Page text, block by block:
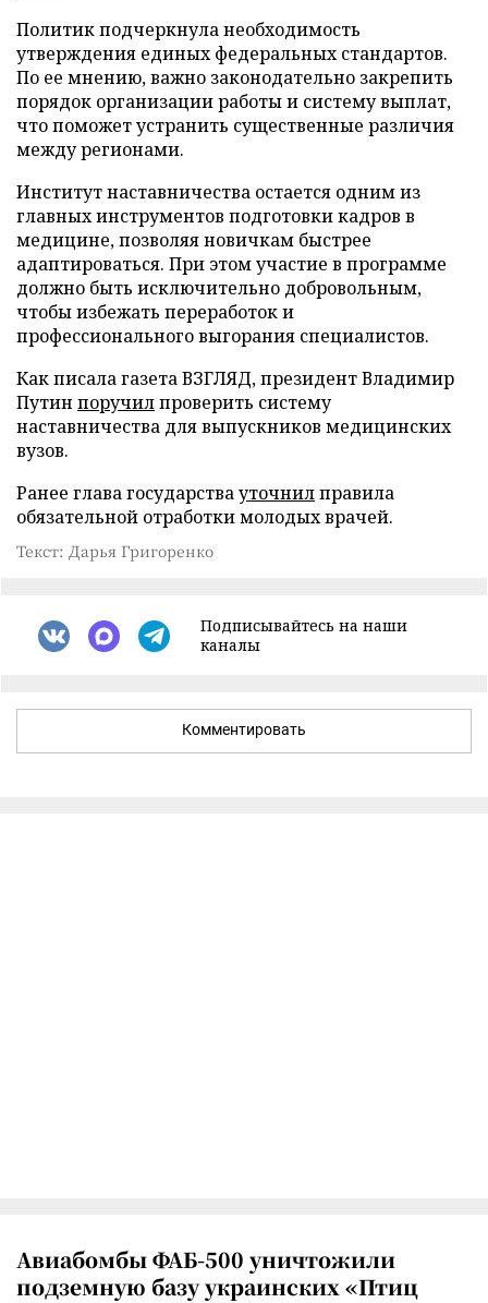
Политик подчеркнула необходимость
утверждения единых федеральных стандартов.
По ее мнению, важно законодательно закрепить
порядок организации работы и систему выплат,
что поможет устранить существенные различия
между регионами.
Институт наставничества остается одним из
главных инструментов подготовки кадров в
медицине, позволяя новичкам быстрее
адаптироваться. При этом участие в программе
должно быть исключительно добровольным,
чтобы избежать переработок и
профессионального выгорания специалистов.
Как писала газета ВЗГЛЯД, президент Владимир
Путин поручилпроверить систему
наставничества для выпускников медицинских
вузов.
Ранее глава государствауточнилправила
обязательной отработки молодых врачей.
Текст: Дарья Григоренко
Подписывайтесь на наши
каналы
Комментировать
Авиабомбы ФАБ-500 уничтожили
подземную базу украинских «Птиц